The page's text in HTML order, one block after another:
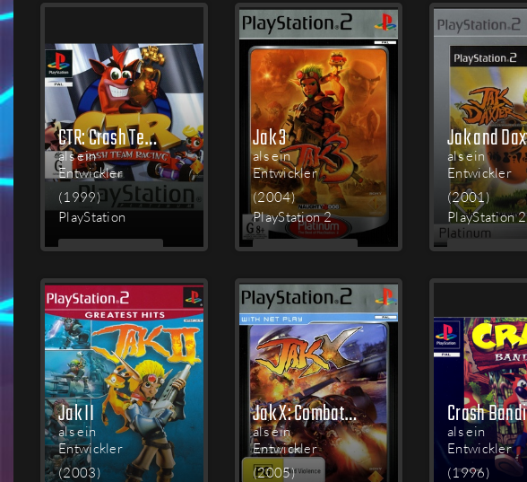
CTR: Crash Team Racing
als ein
Entwickler
(1999)
PlayStation
MEHR
Jak 3
als ein
Entwickler
(2004)
PlayStation 2
MEHR
als ein
Entwickler
(2001)
PlayStation 2
MEHR
Jak II
als ein
Entwickler
(2003)
Jak X: Combat Racing
als ein
Entwickler
(2005)
als ein
Entwickler
(1996)